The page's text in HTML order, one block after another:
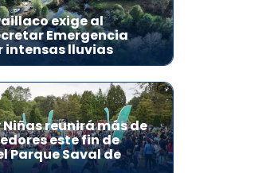
exige al
Emergencia
intensas lluvias
Niñas reunirá más de
este fin de
Parque Saval de